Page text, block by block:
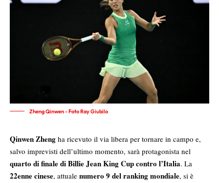
Zheng Qinwen - Foto Ray Giubilo
Qinwen Zheng ha ricevuto il via libera per tornare in campo e,
salvo imprevisti dell’ultimo momento, sarà protagonista nel
quarto di finale di Billie Jean King Cup contro l’Italia. La
22enne cinese, attuale numero 9 del ranking mondiale, si è